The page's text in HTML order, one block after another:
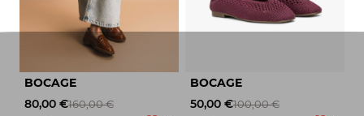
BOCAGE
80,00 €160,00 €
BOCAGE
50,00 €100,00 €